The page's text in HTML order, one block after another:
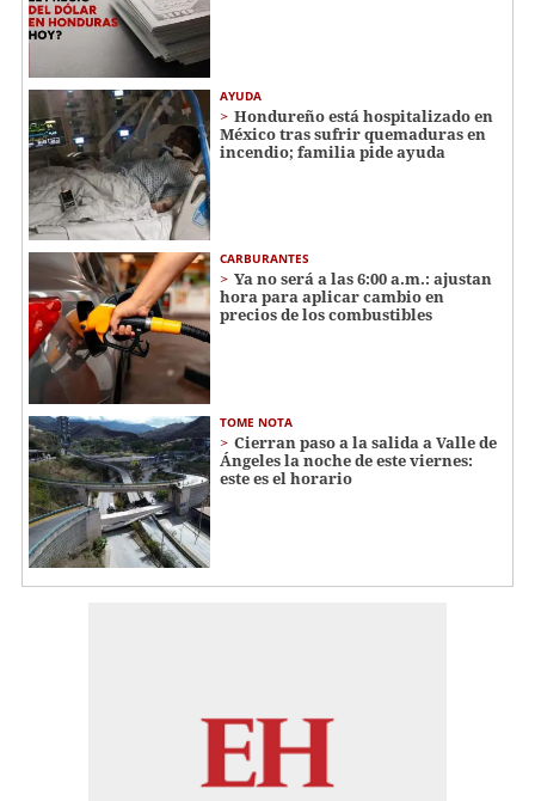
AYUDA
Hondureño está hospitalizado en
México tras sufrir quemaduras en
incendio; familia pide ayuda
CARBURANTES
Ya no será a las 6:00 a.m.: ajustan
hora para aplicar cambio en
precios de los combustibles
TOME NOTA
Cierran paso a la salida a Valle de
Ángeles la noche de este viernes:
este es el horario